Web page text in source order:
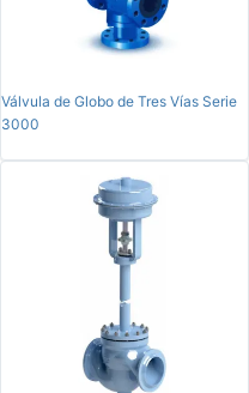
Válvula de Globo de Tres Vías Serie
3000